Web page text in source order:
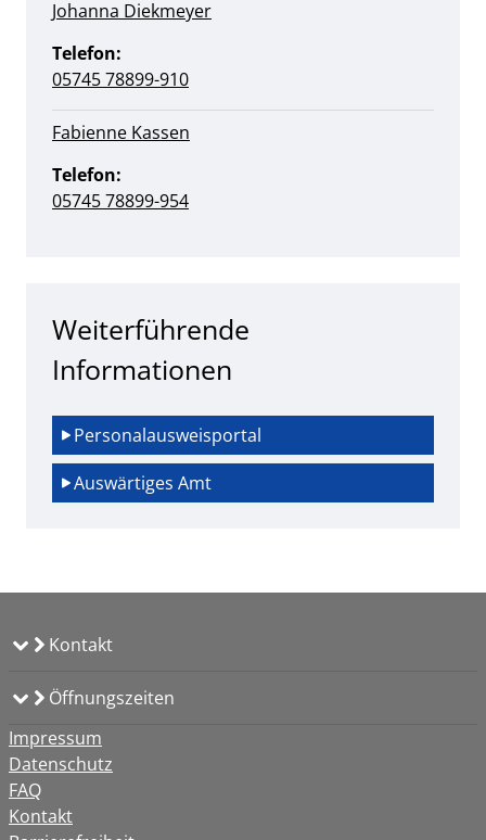
Johanna Diekmeyer
Telefon:
05745 78899-910
Fabienne Kassen
Telefon:
05745 78899-954
Weiterführende
Informationen
Personalausweisportal
Auswärtiges Amt
Kontakt
Öffnungszeiten
Impressum
Datenschutz
FAQ
Kontakt